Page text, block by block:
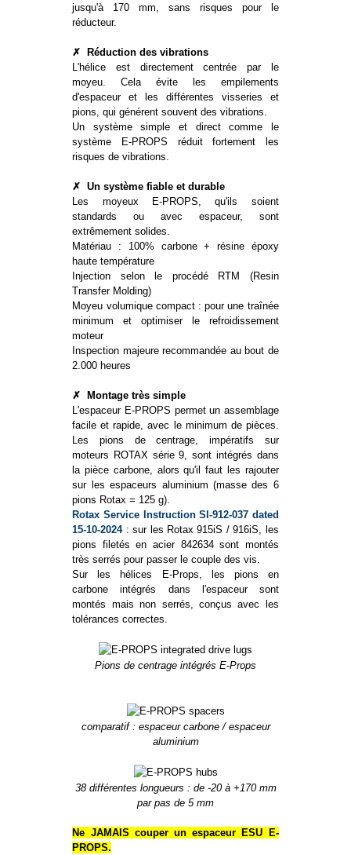
jusqu'à 170 mm, sans risques pour le
réducteur.
✗Réduction des vibrations
L'hélice est directement centrée par le
moyeu. Cela évite les empilements
d'espaceur et les différentes visseries et
pions, qui générent souvent des vibrations.
Un système simple et direct comme le
système E-PROPS réduit fortement les
risques de vibrations.
✗Un système fiable et durable
Les moyeux E-PROPS, qu'ils soient
standards ou avec espaceur, sont
extrêmement solides.
Matériau : 100% carbone + résine époxy
haute température
Injection selon le procédé RTM (Resin
Transfer Molding)
Moyeu volumique compact : pour une traînée
minimum et optimiser le refroidissement
moteur
Inspection majeure recommandée au bout de
2.000 heures
✗Montage très simple
L'espaceur E-PROPS permet un assemblage
facile et rapide, avec le minimum de pièces.
Les pions de centrage, impératifs sur
moteurs ROTAX série 9, sont intégrés dans
la pièce carbone, alors qu'il faut les rajouter
sur les espaceurs aluminium (masse des 6
pions Rotax = 125 g).
Rotax Service Instruction SI-912-037 dated
15-10-2024: sur les Rotax 915iS / 916iS, les
pions filetés en acier 842634 sont montés
très serrés pour passer le couple des vis.
Sur les hélices E-Props, les pions en
carbone intégrés dans l'espaceur sont
montés mais non serrés, conçus avec les
tolérances correctes.
Pions de centrage intégrés E-Props
comparatif : espaceur carbone / espaceur
aluminium
38 différentes longueurs : de -20 à +170 mm
par pas de 5 mm
Ne JAMAIS couper un espaceur ESU E-
PROPS.